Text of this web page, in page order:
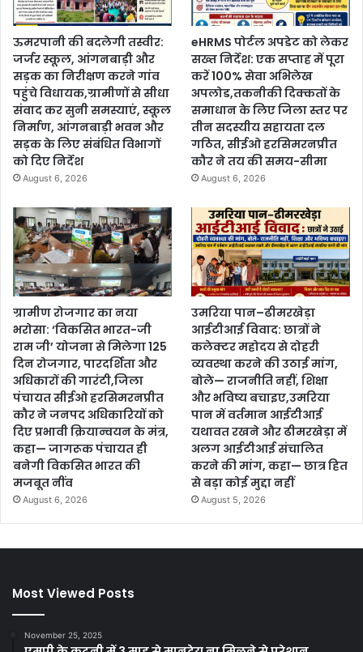
ऊमरपानी की बदलेगी तस्वीर:
जर्जर स्कूल, आंगनबाड़ी और
सड़क का निरीक्षण करने गांव
पहुंचे विधायक,ग्रामीणों से सीधा
संवाद कर सुनी समस्याएं, स्कूल
निर्माण, आंगनबाड़ी भवन और
सड़क के लिए संबंधित विभागों
को दिए निर्देश
August 6, 2026
eHRMS पोर्टल अपडेट को लेकर
सख्त निर्देश: एक सप्ताह में पूरा
करें 100% सेवा अभिलेख
अपलोड,तकनीकी दिक्कतों के
समाधान के लिए जिला स्तर पर
तीन सदस्यीय सहायता दल
गठित, सीईओ हरसिमरनप्रीत
कौर ने तय की समय-सीमा
August 6, 2026
ग्रामीण रोजगार का नया
भरोसा: ‘विकसित भारत-जी
राम जी’ योजना से मिलेगा 125
दिन रोजगार, पारदर्शिता और
अधिकारों की गारंटी,जिला
पंचायत सीईओ हरसिमरनप्रीत
कौर ने जनपद अधिकारियों को
दिए प्रभावी क्रियान्वयन के मंत्र,
कहा— जागरूक पंचायत ही
बनेगी विकसित भारत की
मजबूत नींव
August 6, 2026
उमरिया पान–ढीमरखेड़ा
आईटीआई विवाद: छात्रों ने
कलेक्टर महोदय से दोहरी
व्यवस्था करने की उठाई मांग,
बोले— राजनीति नहीं, शिक्षा
और भविष्य बचाइए,उमरिया
पान में वर्तमान आईटीआई
यथावत रखने और ढीमरखेड़ा में
अलग आईटीआई संचालित
करने की मांग, कहा— छात्र हित
से बड़ा कोई मुद्दा नहीं
August 5, 2026
Most Viewed Posts
November 25, 2025